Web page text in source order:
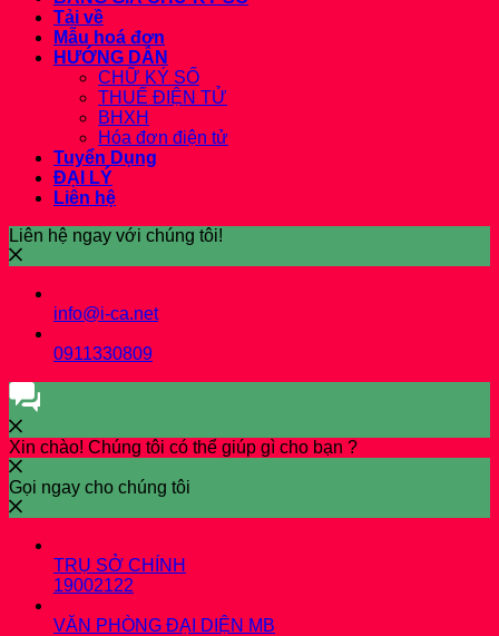
Tải về
Mẫu hoá đơn
HƯỚNG DẪN
CHỮ KÝ SỐ
THUẾ ĐIỆN TỬ
BHXH
Hóa đơn điện tử
Tuyển Dụng
ĐẠI LÝ
Liên hệ
Liên hệ ngay với chúng tôi!
info@i-ca.net
0911330809
Xin chào! Chúng tôi có thể giúp gì cho bạn ?
Gọi ngay cho chúng tôi
TRỤ SỞ CHÍNH
19002122
VĂN PHÒNG ĐẠI DIỆN MB